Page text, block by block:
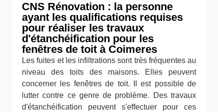
CNS Rénovation : la personne
ayant les qualifications requises
pour réaliser les travaux
d'étanchéification pour les
fenêtres de toit à Coimeres
Les fuites et les infiltrations sont très fréquentes au
niveau des toits des maisons. Elles peuvent
concerner les fenêtres de toit. Il est possible de
lutter contre ce genre de problème. Des travaux
d'étanchéification peuvent s'effectuer pour ces